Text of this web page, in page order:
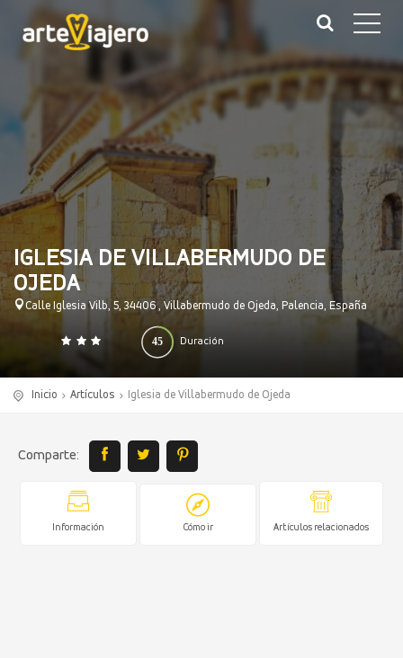
IGLESIA DE VILLABERMUDO DE
OJEDA
Calle Iglesia Vilb, 5, 34406 , Villabermudo de Ojeda, Palencia, España
Duración
45
0 140
Inicio Artículos Iglesia de Villabermudo de Ojeda
Comparte:
Información Cómo ir Artículos relacionados